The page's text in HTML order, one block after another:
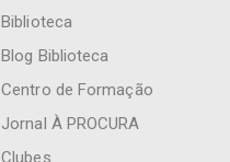
Biblioteca
Blog Biblioteca
Centro de Formação
Jornal À PROCURA
Clubes